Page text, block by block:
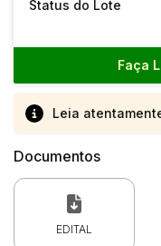
Status do Lote
Faça
Leia
Documentos
EDITAL